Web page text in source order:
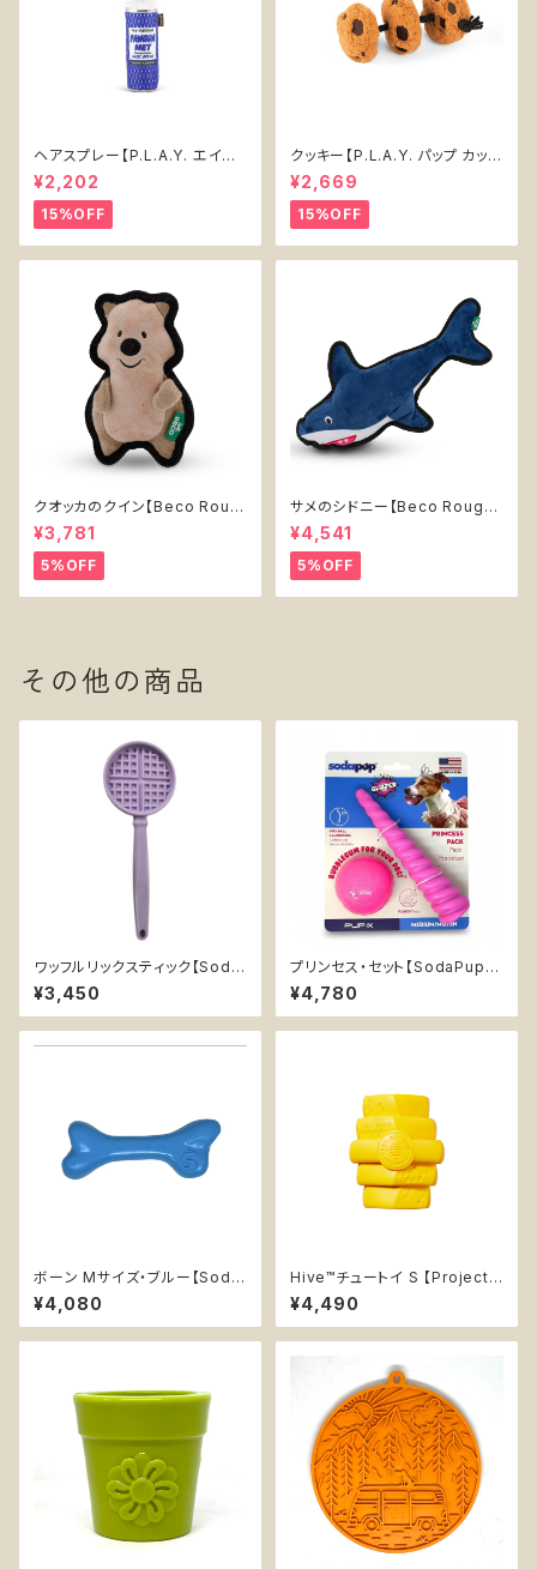
ヘアスプレー【P.L.A.Y. エイテ
ィーズ クラシック】犬用おもちゃ
Pawqua Net 【P.L.A.Y. 80s
Classics Collection】
¥2,202
15%OFF
クッキー【P.L.A.Y. パップ カップ
カフェ】犬用おもちゃ Cookies
n' Treats 【P.L.A.Y. Pup Cup
Cafe Collection】
¥2,669
15%OFF
クオッカのクイン【Beco Roug
h & Tough Recycled Plasti
c Quokka】
¥3,781
5%OFF
サメのシドニー【Beco Rough
& Tough Recycled Plastic
Shark】
¥4,541
5%OFF
その他の商品
ワッフルリックスティック【Soda
Pup】手持ち インターアクティブ
知育玩具 トレーニング ソダパッ
プ Soda Pup Waffle Lick St
¥3,450
プリンセス・セット【SodaPup】
浮く 持ってこい エンリッチメント
おやつ入れ可 ソフト ラメ カミカ
ミおもちゃ ナイロン チュートイ
¥4,780
ボーン Mサイズ・ブルー【Soda
Pup】丈夫 カミカミ 持ってこい
高耐久 水に浮く 大型犬用噛む
おもちゃ ソダパップ PUP-X Ru
¥4,080
Hive™チュートイ S 【Project
Hive】知育玩具 浮く 丈夫 無臭
¥4,490